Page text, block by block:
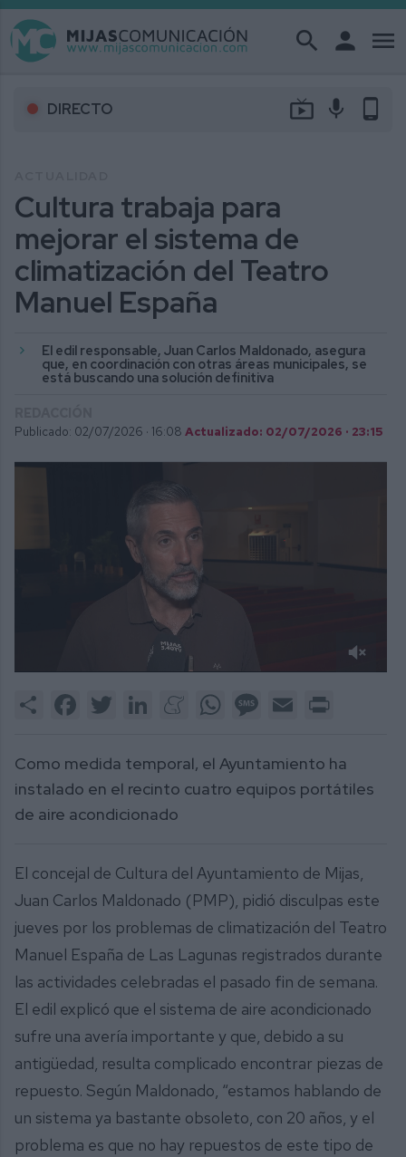
search person menu
DIRECTO live_tv mic phone_android
Cultura trabaja para
mejorar el sistema de
climatización del Teatro
Manuel España
El edil responsable, Juan Carlos Maldonado, asegura
que, en coordinación con otras áreas municipales, se
está buscando una solución definitiva
Publicado: 02/07/2026 · 16:08 Actualizado: 02/07/2026 · 23:15
2
Share FacebookTwitter LinkedInMeneameWhatsAppMessage
Email
Como medida temporal, el Ayuntamiento ha
instalado en el recinto cuatro equipos portátiles
de aire acondicionado
El concejal de Cultura del Ayuntamiento de Mijas,
Juan Carlos Maldonado (PMP), pidió disculpas este
jueves por los problemas de climatización del Teatro
Manuel España de Las Lagunas registrados durante
las actividades celebradas el pasado fin de semana.
El edil explicó que el sistema de aire acondicionado
sufre una avería importante y que, debido a su
antigüedad, resulta complicado encontrar piezas de
repuesto. Según Maldonado, “estamos hablando de
un sistema ya bastante obsoleto, con 20 años, y el
problema es que no hay repuestos de este tipo de